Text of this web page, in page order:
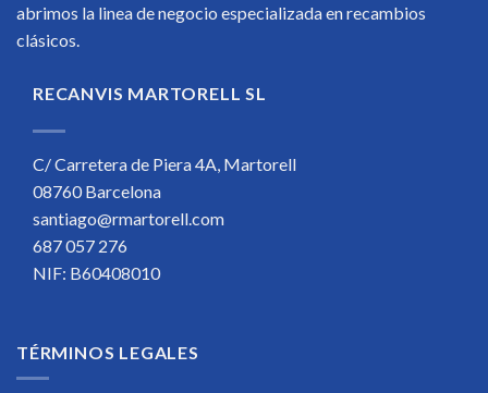
abrimos la linea de negocio especializada en recambios
clásicos.
RECANVIS MARTORELL SL
C/ Carretera de Piera 4A, Martorell
08760 Barcelona
santiago@rmartorell.com
687 057 276
NIF: B60408010
TÉRMINOS LEGALES